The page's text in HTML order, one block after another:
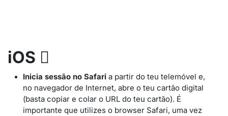
iOS 
Inicia sessão no Safari a partir do teu telemóvel e,
no navegador de Internet, abre o teu cartão digital
(basta copiar e colar o URL do teu cartão). É
importante que utilizes o browser Safari, uma vez